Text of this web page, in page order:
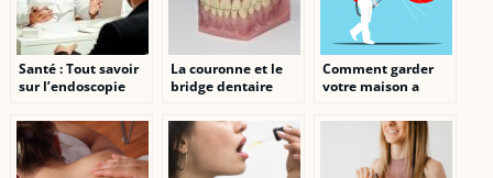
Santé : Tout savoir
sur l’endoscopie
La couronne et le
bridge dentaire
Comment garder
votre maison a